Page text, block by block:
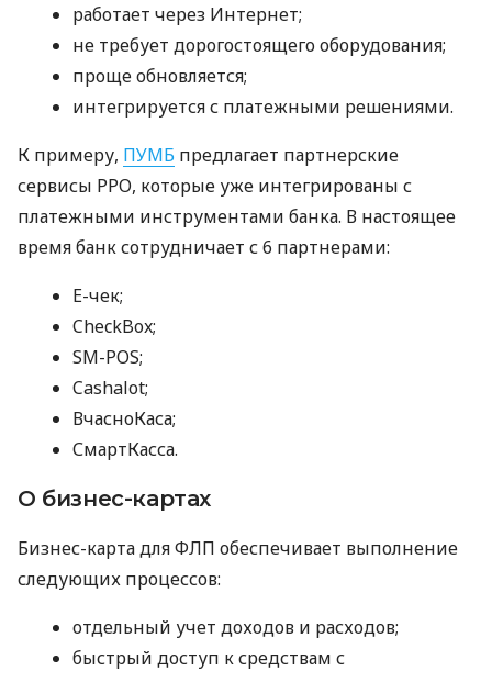
работает через Интернет;
не требует дорогостоящего оборудования;
проще обновляется;
интегрируется с платежными решениями.
К примеру, ПУМБ предлагает партнерские
сервисы РРО, которые уже интегрированы с
платежными инструментами банка. В настоящее
время банк сотрудничает с 6 партнерами:
E-чек;
CheckBox;
SM-POS;
Cashalot;
ВчасноКаса;
СмартКасса.
О бизнес-картах
Бизнес-карта для ФЛП обеспечивает выполнение
следующих процессов:
отдельный учет доходов и расходов;
быстрый доступ к средствам с